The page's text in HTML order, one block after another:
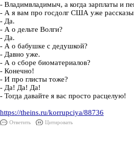
- Владимвладимыч, а когда зарплаты и
- А я вам про госдолг США уже
- Да.
- А о дельте Волги?
- Да.
- А о бабушке с дедушкой?
- Давно уже.
- А о сборе биоматериалов?
- Конечно!
- И про глисты тоже?
- Да! Да! Да!
- Тогда давайте я вас просто расцелую!
https://theins.ru/korrupciya/88736
Ответить Цитировать